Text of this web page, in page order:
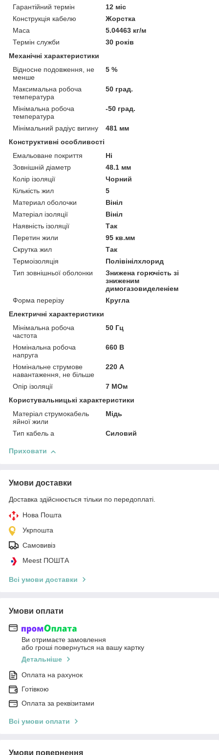
Гарантійний термін
12 міс
Конструкція кабелю
Жорстка
Маса
5.04463 кг/м
Термін служби
30 років
Механічні характеристики
Відносне подовження, не
менше
5 %
Максимальна робоча
температура
50 град.
Мінімальна робоча
температура
-50 град.
Мінімальний радіус вигину
481 мм
Конструктивні особливості
Емальоване покриття
Ні
Зовнішній діаметр
48.1 мм
Колір ізоляції
Чорний
Кількість жил
5
Материал оболочки
Вініл
Матеріал ізоляції
Вініл
Наявність ізоляції
Так
Перетин жили
95 кв.мм
Скрутка жил
Так
Термоізоляція
Полівінілхлорид
Тип зовнішньої оболонки
Знижена горючість зі
зниженим
димогазовиделеніем
Форма перерізу
Кругла
Електричні характеристики
Мінімальна робоча
частота
50 Гц
Номінальна робоча
напруга
660 В
Номінальне струмове
навантаження, не більше
220 А
Опір ізоляції
7 МОм
Користувальницькі характеристики
Матеріал струмокабель
яйної жили
Мідь
Тип кабель а Силовий
Приховати
Умови доставки
Доставка здійснюється тільки по передоплаті.
Нова Пошта
Укрпошта
Самовивіз
Meest ПОШТА
Всі умови доставки
Умови оплати
Ви отримаєте замовлення
або гроші повернуться на вашу картку
Детальніше
Оплата на рахунок
Готівкою
Оплата за реквізитами
Всі умови оплати
Умови повернення